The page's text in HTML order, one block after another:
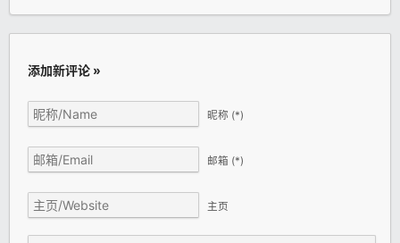
添加新评论 »
昵称 (*)
邮箱 (*)
主页